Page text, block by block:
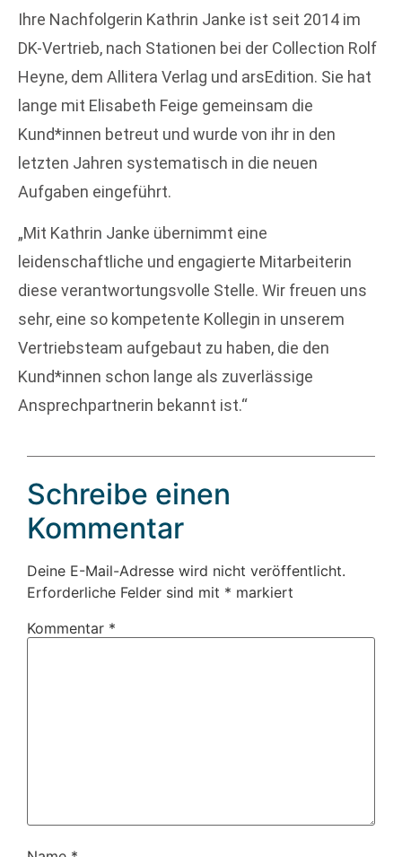
Ihre Nachfolgerin Kathrin Janke ist seit 2014 im
DK-Vertrieb, nach Stationen bei der Collection Rolf
Heyne, dem Allitera Verlag und arsEdition. Sie hat
lange mit Elisabeth Feige gemeinsam die
Kund*innen betreut und wurde von ihr in den
letzten Jahren systematisch in die neuen
Aufgaben eingeführt.
„Mit Kathrin Janke übernimmt eine
leidenschaftliche und engagierte Mitarbeiterin
diese verantwortungsvolle Stelle. Wir freuen uns
sehr, eine so kompetente Kollegin in unserem
Vertriebsteam aufgebaut zu haben, die den
Kund*innen schon lange als zuverlässige
Ansprechpartnerin bekannt ist.“
Schreibe einen
Kommentar
Deine E-Mail-Adresse wird nicht veröffentlicht.
Erforderliche Felder sind mit * markiert
Kommentar *